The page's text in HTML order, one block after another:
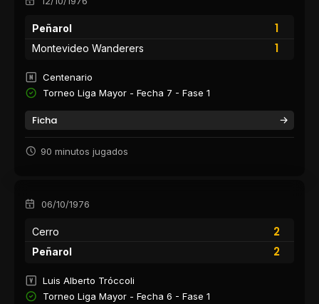
Peñarol
1
1
Montevideo Wanderers
Centenario
Torneo Liga Mayor - Fecha 7 - Fase 1
Ficha
90 minutos jugados
06/10/1976
Cerro
2
2
Peñarol
Luis Alberto Tróccoli
Torneo Liga Mayor - Fecha 6 - Fase 1